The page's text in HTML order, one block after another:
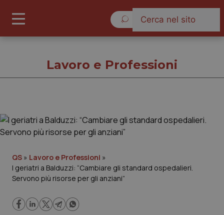
Governo e Parlamento
Regioni e Asl
Lavoro e Professioni
QS » Lavoro e Professioni »
I geriatri a Balduzzi: “Cambiare gli standard ospedalieri.
Servono più risorse per gli anziani”